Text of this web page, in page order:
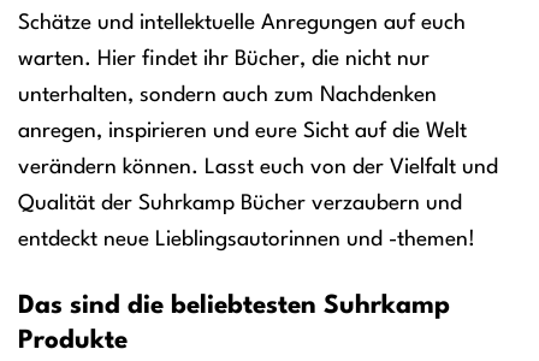
Schätze und intellektuelle Anregungen auf euch
warten. Hier findet ihr Bücher, die nicht nur
unterhalten, sondern auch zum Nachdenken
anregen, inspirieren und eure Sicht auf die Welt
verändern können. Lasst euch von der Vielfalt und
Qualität der Suhrkamp Bücher verzaubern und
entdeckt neue Lieblingsautorinnen und -themen!
Das sind die beliebtesten Suhrkamp
Produkte